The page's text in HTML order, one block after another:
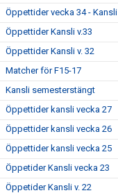
Öppettider vecka 34 - Kansli
Öppettider Kansli v.33
Öppettider Kansli v. 32
Matcher för F15-17
Kansli semesterstängt
Öppettider kansli vecka 27
Öppettider kansli vecka 26
Öppettider kansli vecka 25
Öppetider Kansli vecka 23
Öppetider Kansli v. 22